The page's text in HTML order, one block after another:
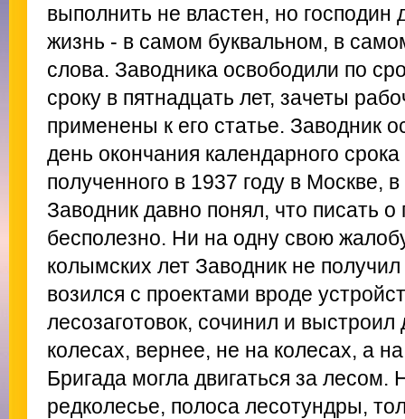
выполнить не властен, но господин
жизнь - в самом буквальном, в
слова. Заводника освободили по
сроку в пятнадцать лет, зачеты
применены к его статье. Заводник
день окончания календарного срока
полученного в 1937 году в Москве,
Заводник давно понял, что писать
бесполезно. Ни на одну свою
колымских лет Заводник не
возился с проектами вроде
лесозаготовок, сочинил и выстроил
колесах, вернее, не на колесах, а
Бригада могла двигаться за
редколесье, полоса лесотундры,